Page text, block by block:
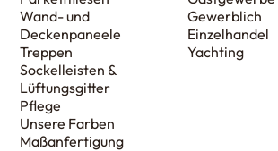
Wand- und
Deckenpaneele
Treppen
Sockelleisten &
Lüftungsgitter
Pflege
Unsere Farben
Maßanfertigung
Gewerblich
Einzelhandel
Yachting